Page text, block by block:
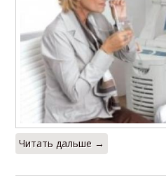
Читать дальше →